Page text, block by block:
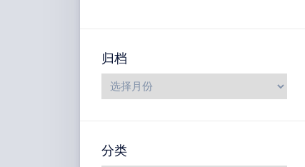
归档
分类